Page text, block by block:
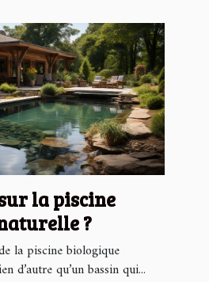
la piscine
?
la piscine biologique
d’autre qu’un bassin qui...